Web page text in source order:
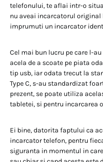
telefonului, te aflai intr-o
nu aveai incarcatorul original
imprumuti un incarcator
Cel mai bun lucru pe care l-
acela de a scoate pe piata
tip usb, iar odata trecut la
Type C, s-au standardizat
prezent, se poate utiliza
tabletei, si pentru incarcarea
Ei bine, datorita faptului ca
incarcator telefon, pentru
siguranta in momentul in